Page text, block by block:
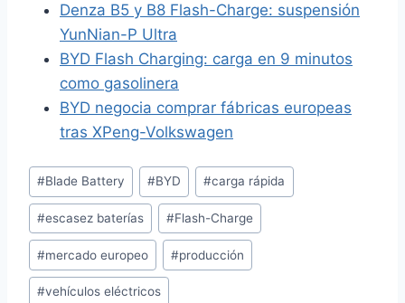
Denza B5 y B8 Flash-Charge: suspensión
YunNian-P Ultra
BYD Flash Charging: carga en 9 minutos
como gasolinera
BYD negocia comprar fábricas europeas
tras XPeng-Volkswagen
Etiquetas
de
la
entrada:
#Blade Battery #BYD #carga rápida
#escasez baterías #Flash-Charge
#mercado europeo #producción
#vehículos eléctricos